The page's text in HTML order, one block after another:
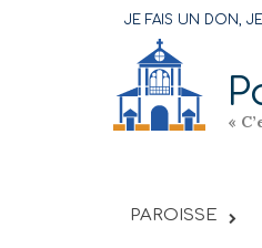
content
JE FAIS UN DON,
«
PAROISSE